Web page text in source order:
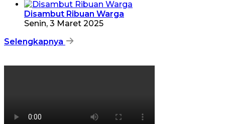
Disambut Ribuan Warga
Senin, 3 Maret 2025
Selengkapnya